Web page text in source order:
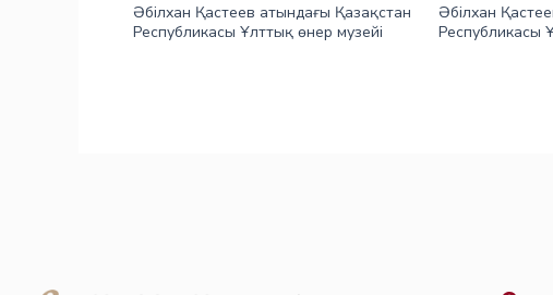
Әбілхан Қастеев атындағы Қазақстан
Республикасы Ұлттық өнер музейі
Әбілхан
Республикасы